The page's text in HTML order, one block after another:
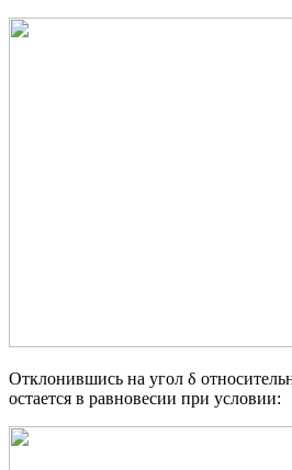
Отклонившись на угол δ
остается в равновесии при условии: